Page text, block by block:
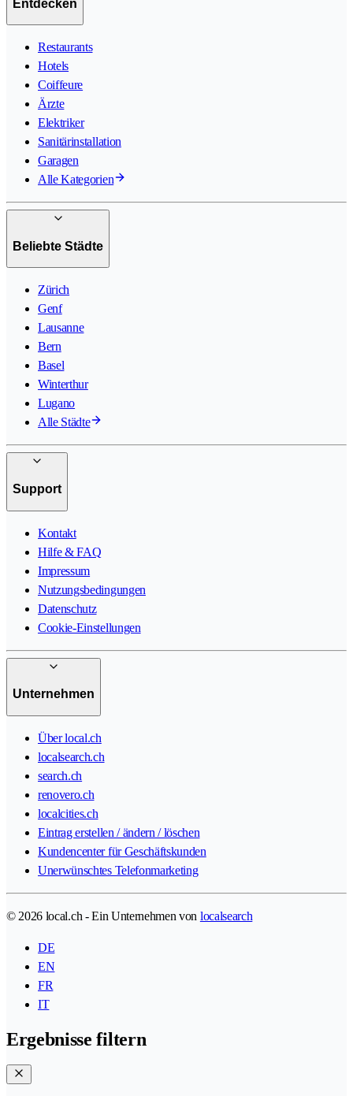
Entdecken
Restaurants
Hotels
Coiffeure
Ärzte
Elektriker
Sanitärinstallation
Garagen
Alle Kategorien
Beliebte Städte
Zürich
Genf
Lausanne
Bern
Basel
Winterthur
Lugano
Alle Städte
Support
Kontakt
Hilfe & FAQ
Impressum
Nutzungsbedingungen
Datenschutz
Cookie-Einstellungen
Unternehmen
Über local.ch
localsearch.ch
search.ch
renovero.ch
localcities.ch
Eintrag erstellen / ändern / löschen
Kundencenter für Geschäftskunden
Unerwünschtes Telefonmarketing
© 2026 local.ch - Ein Unternehmen von localsearch
DE
EN
FR
IT
Ergebnisse filtern